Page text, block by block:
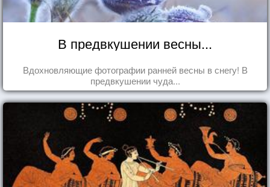
В предвкушении весны...
Вдохновляющие фотографии ранней весны в снегу! В
предвкушении чуда...